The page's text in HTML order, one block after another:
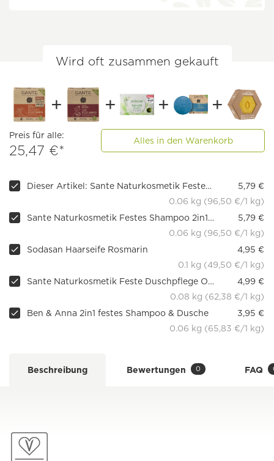
Wird oft zusammen gekauft
Preis für alle:
25,47 €*
Alles in den Warenkorb
Dieser Artikel: Sante Naturkosmetik Festes Shampoo Pflege-Feuchtigkeit
5,79 €
0.06 kg (96,50 €/1 kg)
Sante Naturkosmetik Festes Shampoo 2in1 Glanz
5,79 €
0.06 kg (96,50 €/1 kg)
Sodasan Haarseife Rosmarin
4,95 €
0.1 kg (49,50 €/1 kg)
Sante Naturkosmetik Feste Duschpflege Ozean Dive
4,99 €
0.08 kg (62,38 €/1 kg)
Ben & Anna 2in1 festes Shampoo & Dusche
3,95 €
0.06 kg (65,83 €/1 kg)
Beschreibung Bewertungen 0 FAQ